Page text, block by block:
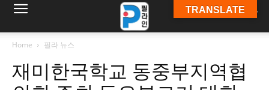
Home 필라 뉴스
재미한국학교 동중부지역협
TRANSLATE